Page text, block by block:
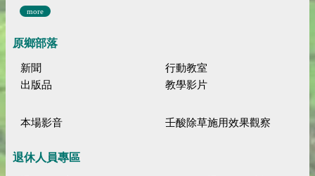
more
原鄉部落
新聞
行動教室
出版品
教學影片
本場影音 壬酸除草施用效果觀察
退休人員專區